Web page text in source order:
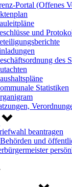
Portal (Offenes
und
des
Statistiken
beantragen
und